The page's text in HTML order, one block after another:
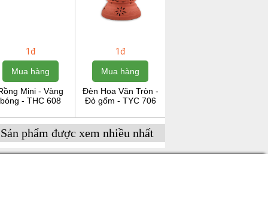
1đ
Mua hàng
Mini - Vàng
bóng - THC 608
1đ
Mua hàng
Đèn Hoa Văn Tròn -
Đỏ gốm - TYC 706
Sản phẩm được xem nhiều nhất